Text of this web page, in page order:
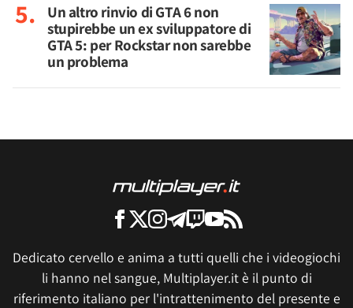
Un altro rinvio di GTA 6 non
stupirebbe un ex sviluppatore di
GTA 5: per Rockstar non sarebbe
un problema
Dedicato cervello e anima a tutti quelli che i videogiochi
li hanno nel sangue, Multiplayer.it è il punto di
riferimento italiano per l'intrattenimento del presente e